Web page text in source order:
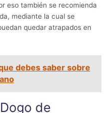
eso también se recomienda
mediante la cual se
quedar atrapados en
debes saber sobre
de